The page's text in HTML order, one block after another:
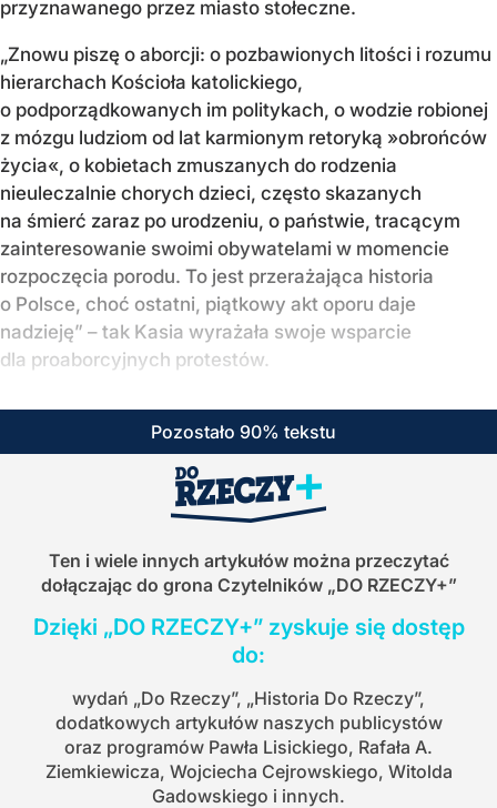
przyznawanego przez miasto stołeczne.
„Znowu piszę o aborcji: o pozbawionych litości i rozumu
hierarchach Kościoła katolickiego,
o podporządkowanych im politykach, o wodzie robionej
z mózgu ludziom od lat karmionym retoryką »obrońców
życia«, o kobietach zmuszanych do rodzenia
nieuleczalnie chorych dzieci, często skazanych
na śmierć zaraz po urodzeniu, o państwie, tracącym
zainteresowanie swoimi obywatelami w momencie
rozpoczęcia porodu. To jest przerażająca historia
o Polsce, choć ostatni, piątkowy akt oporu daje
nadzieję” – tak Kasia wyrażała swoje wsparcie
dla proaborcyjnych protestów.
Pozostało 90% tekstu
Ten i wiele innych artykułów można przeczytać
dołączając do grona Czytelników „DO RZECZY+”
Dzięki „DO RZECZY+” zyskuje się dostęp
do:
wydań „Do Rzeczy”, „Historia Do Rzeczy”,
dodatkowych artykułów naszych publicystów
oraz programów Pawła Lisickiego, Rafała A.
Ziemkiewicza, Wojciecha Cejrowskiego, Witolda
Gadowskiego i innych.